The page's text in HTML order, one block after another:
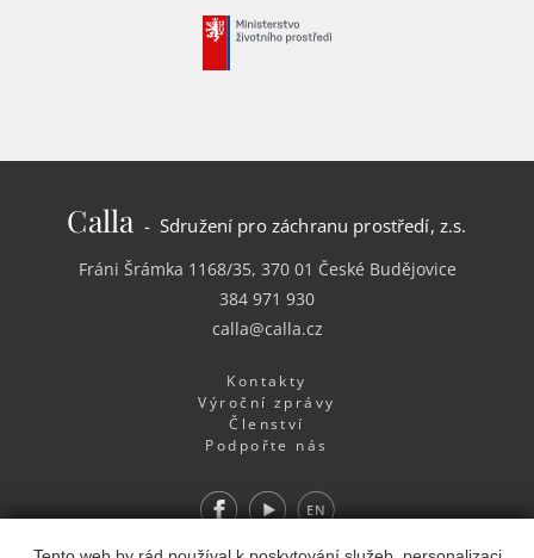
Calla - Sdružení pro záchranu prostředí, z.s.
Fráni Šrámka 1168/35, 370 01 České Budějovice
384 971 930
calla@calla.cz
Kontakty
Výroční zprávy
Členství
Podpořte nás
FacebookYoutube EN